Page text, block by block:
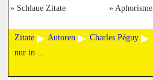
Schlaue Zitate
Zitate Autoren Charles Péguy
nur in ...